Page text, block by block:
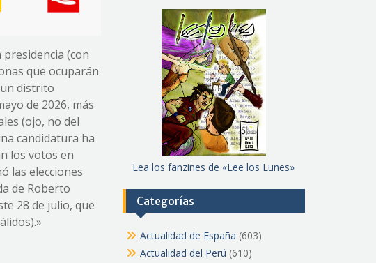
presidencia (con
que ocuparán
distrito
de 2026, más
(ojo, no del
candidatura ha
los votos en
las elecciones
de Roberto
28 de julio, que
Lea los fanzines de «Lee los Lunes»
Categorías
Actualidad de España (603)
Actualidad del Perú (610)